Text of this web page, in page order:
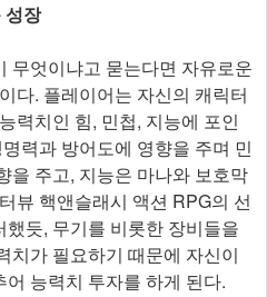
성장
무엇이냐고 묻는다면 자유로운
다. 플레이어는 자신의 캐릭터
력치인 힘, 민첩, 지능에 포인
력과 방어도에 영향을 주며 민
을 주고, 지능은 마나와 보호막
뷰 핵앤슬래시 액션 RPG의 선
듯, 무기를 비롯한 장비들을
치가 필요하기 때문에 자신이
능력치 투자를 하게 된다.